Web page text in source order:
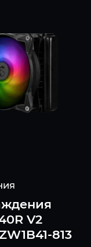
V2
813